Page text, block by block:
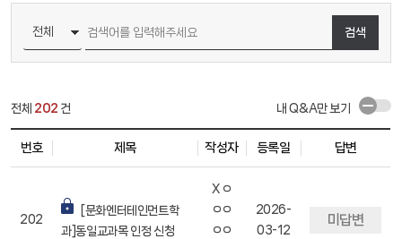
학생기구
학생기구
검색
전체 202 건 내 Q&A만 보기
번호 제목 작성자 등록일 답변
202
[문화엔터테인먼트학
과]동일교과목 인정 신청
X ㅇ
ㅇㅇ
ㅇㅇ
2026-
03-12
미답변